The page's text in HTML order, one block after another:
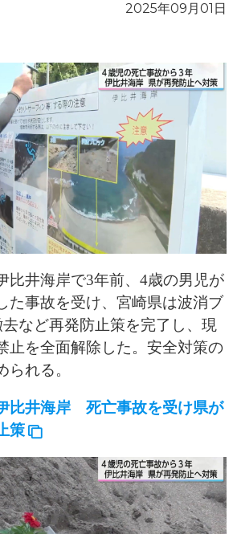
2025年09月01日
比井海岸で3年前、4歳の男児が
た事故を受け、宮崎県は波消ブ
など再発防止策を完了し、現
止を全面解除した。安全対策の
られる。
比井海岸 死亡事故を受け県が
策